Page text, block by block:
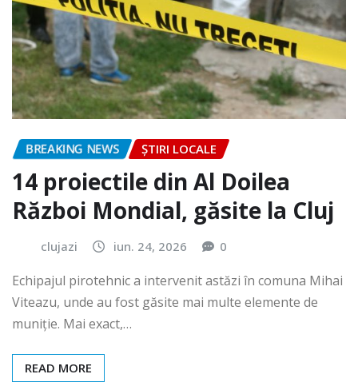
BREAKING NEWS ȘTIRI LOCALE
14 proiectile din Al Doilea
Război Mondial, găsite la Cluj
clujazi iun. 24, 2026 0
Echipajul pirotehnic a intervenit astăzi în comuna Mihai
Viteazu, unde au fost găsite mai multe elemente de
muniție. Mai exact,…
READ MORE